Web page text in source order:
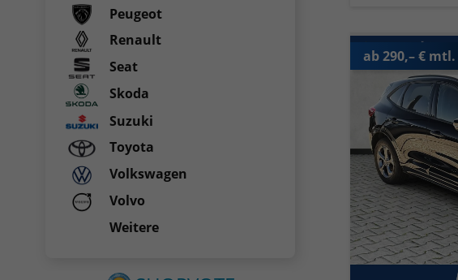
ab 290,– € mtl.
Peugeot
Renault
Seat
Skoda
Suzuki
Toyota
Volkswagen
Volvo
Weitere